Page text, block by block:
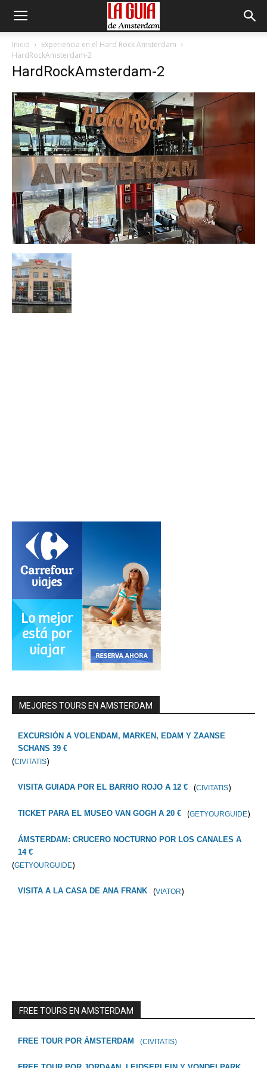
Inicio
Experiencia en el Hard Rock Amsterdam
HardRockAmsterdam-2
HardRockAmsterdam-2
MEJORES TOURS EN AMSTERDAM
EXCURSIÓN A VOLENDAM, MARKEN, EDAM Y ZAANSE
SCHANS 39 €
(CIVITATIS)
VISITA GUIADA POR EL BARRIO ROJO A 12 € (CIVITATIS)
TICKET PARA EL MUSEO VAN GOGH A 20 € (GETYOURGUIDE)
ÁMSTERDAM: CRUCERO NOCTURNO POR LOS CANALES A
14 €
(GETYOURGUIDE)
VISITA A LA CASA DE ANA FRANK (VIATOR)
FREE TOURS EN AMSTERDAM
FREE TOUR POR ÁMSTERDAM (CIVITATIS)